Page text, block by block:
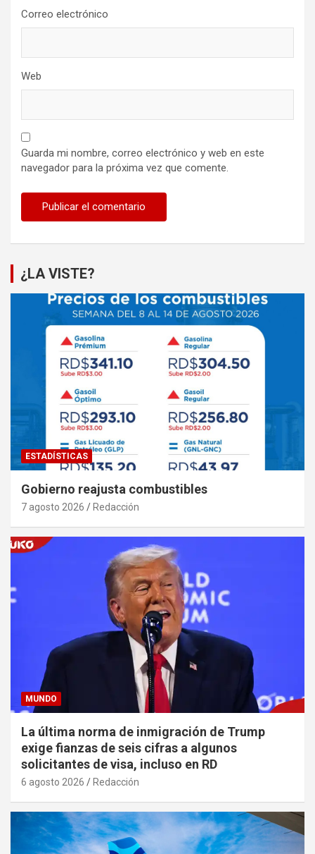
Correo electrónico
Web
Guarda mi nombre, correo electrónico y web en este
navegador para la próxima vez que comente.
¿LA VISTE?
ESTADÍSTICAS
Gobierno reajusta combustibles
7 agosto 2026 Redacción
MUNDO
La última norma de inmigración de Trump
exige fianzas de seis cifras a algunos
solicitantes de visa, incluso en RD
6 agosto 2026 Redacción